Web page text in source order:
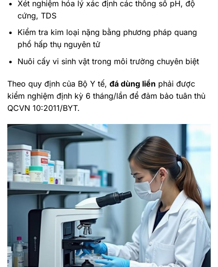
Xét nghiệm hóa lý xác định các thông số pH, độ
cứng, TDS
Kiểm tra kim loại nặng bằng phương pháp quang
phổ hấp thụ nguyên tử
Nuôi cấy vi sinh vật trong môi trường chuyên biệt
Theo quy định của Bộ Y tế, đá dùng liền phải được
kiểm nghiệm định kỳ 6 tháng/lần để đảm bảo tuân thủ
QCVN 10:2011/BYT.